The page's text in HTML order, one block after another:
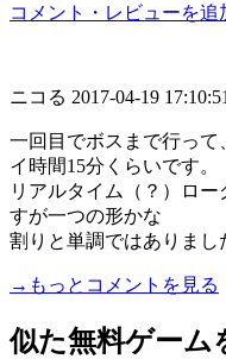
コメント・レビューを追
ニコる 2017-04-19 17:10:51
一回目でボスまで行って
イ時間15分くらいです。
リアルタイム（？）ロ
すが一つの形かな
割りと単調ではありまし
→もっとコメントを見る
似た無料ゲーム